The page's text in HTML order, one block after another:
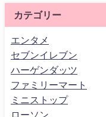
カテゴリー
エンタメ
セブンイレブン
ハーゲンダッツ
ファミリーマート
ミニストップ
ローソン